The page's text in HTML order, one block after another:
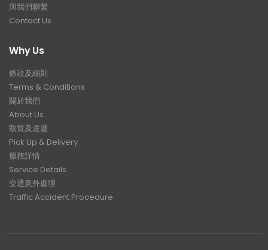
與我們聯繫
Contact Us
Why Us
條款及細則
Terms & Conditions
關於我們
About Us
取貨及送遞
Pick Up & Delivery
服務詳情
Service Details
交通意外處理
Traffic Accident Procedure